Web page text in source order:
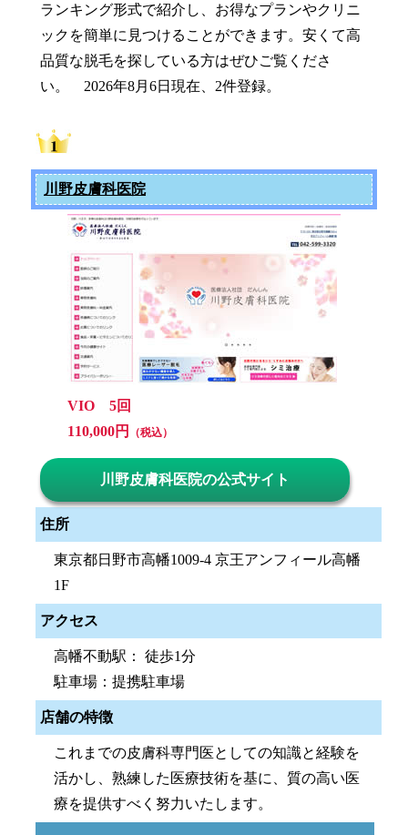
ランキング形式で紹介し、お得なプランやクリニ
ックを簡単に見つけることができます。安くて高
品質な脱毛を探している方はぜひご覧くださ
い。 2026年8月6日現在、2件登録。
川野皮膚科医院
VIO 5回
110,000円
（税込）
川野皮膚科医院の公式サイト
住所
東京都日野市高幡1009-4 京王アンフィール高幡
1F
アクセス
高幡不動駅： 徒歩1分
駐車場：提携駐車場
店舗の特徴
これまでの皮膚科専門医としての知識と経験を
活かし、熟練した医療技術を基に、質の高い医
療を提供すべく努力いたします。